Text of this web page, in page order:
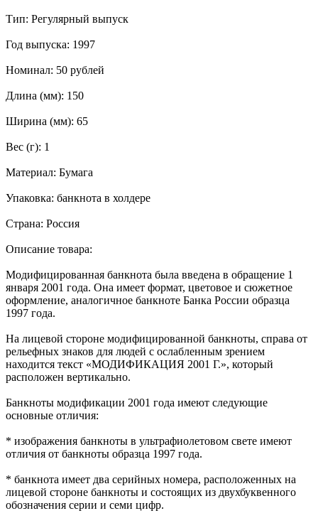
Тип: Регулярный выпуск
Год выпуска: 1997
Номинал: 50 рублей
Длина (мм): 150
Ширина (мм): 65
Вес (г): 1
Материал: Бумага
Упаковка: банкнота в холдере
Страна: Россия
Описание товара:
Модифицированная банкнота была введена в обращение 1
января 2001 года. Она имеет формат, цветовое и сюжетное
оформление, аналогичное банкноте Банка России образца
1997 года.
На лицевой стороне модифицированной банкноты, справа от
рельефных знаков для людей с ослабленным зрением
находится текст «МОДИФИКАЦИЯ 2001 Г.», который
расположен вертикально.
Банкноты модификации 2001 года имеют следующие
основные отличия:
* изображения банкноты в ультрафиолетовом свете имеют
отличия от банкноты образца 1997 года.
* банкнота имеет два серийных номера, расположенных на
лицевой стороне банкноты и состоящих из двухбуквенного
обозначения серии и семи цифр.